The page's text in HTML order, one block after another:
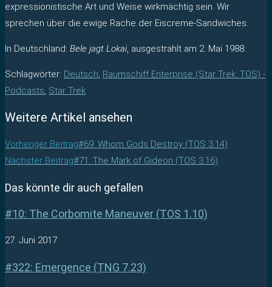
expressionistische Art und Weise wirkmächtig sein. Wir
sprechen über die ewige Rache der Eiscreme-Sandwiches.
In Deutschland: Bele jagt Lokai, ausgestrahlt am 2. Mai 1988.
Schlagwörter: Deutsch, Raumschiff Enterprise (Star Trek: TOS) -
Podcasts, Star Trek
Weitere Artikel ansehen
Vorheriger Beitrag#69: Whom Gods Destroy (TOS 3.14)
Nächster Beitrag#71: The Mark of Gideon (TOS 3.16)
Das könnte dir auch gefallen
#10: The Corbomite Maneuver (TOS 1.10)
27. Juni 2017
#322: Emergence (TNG 7.23)